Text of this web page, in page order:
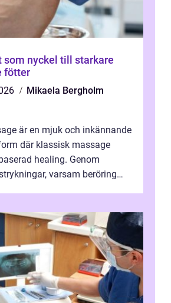
som nyckel till starkare
fötter
Mikaela Bergholm
är en mjuk och inkännande
där klassisk massage
healing. Genom
varsam beröring